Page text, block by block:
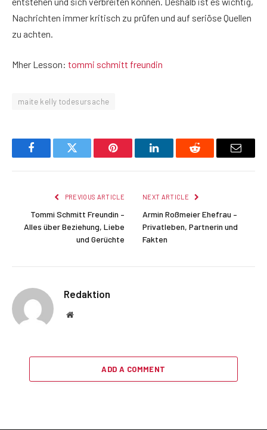
Nachrichten immer kritisch zu prüfen und auf seriöse Quellen
zu achten.
Mher Lesson: tommi schmitt freundin
maite kelly todesursache
FacebookTwitter Pinterest LinkedInReddit Email
PREVIOUS ARTICLE
Tommi Schmitt Freundin –
Alles über Beziehung, Liebe
und Gerüchte
NEXT ARTICLE
Armin Roßmeier Ehefrau –
Privatleben, Partnerin und
Fakten
Redaktion
Website
ADD A COMMENT